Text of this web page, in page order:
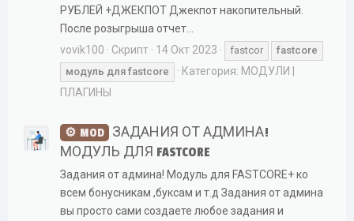
РУБЛЕЙ +ДЖЕКПОТ Джекпот накопительный.
После розыгрыша отчет...
vovik100
Скрипт 14 Окт 2023 fastcor
fastcore
модуль для fastcore Категория: МОДУЛИ |
ПЛАГИНЫ
MOD
ЗАДАНИЯ ОТ АДМИНА!
МОДУЛЬ ДЛЯ FASTCORE
Задания от админа! Модуль для FASTCORE+ ко
всем бонусникам ,буксам и т.д Задания от админа
вы просто сами создаете любое задания и